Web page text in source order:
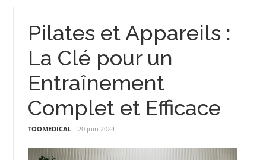
Pilates et Appareils :
La Clé pour un
Entraînement
Complet et Efficace
TOOMEDICAL 20 juin 2024